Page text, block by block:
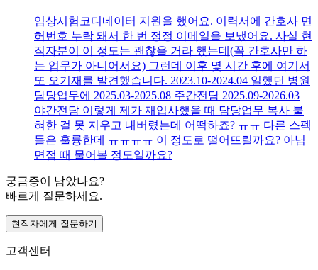
임상시험코디네이터 지원을 했어요. 이력서에 간호사 면
허번호 누락 돼서 한 번 정정 이메일을 보냈어요. 사실 현
직자분이 이 정도는 괜찮을 거라 했는데(꼭 간호사만 하
는 업무가 아니어서요) 그런데 이후 몇 시간 후에 여기서
또 오기재를 발견했습니다. 2023.10-2024.04 일했던 병원
담당업무에 2025.03-2025.08 주간전담 2025.09-2026.03
야간전담 이렇게 제가 재입사했을 때 담당업무 복사 붙
혀한 걸 못 지우고 내버렸는데 어떡하죠? ㅠㅠ 다른 스펙
들은 훌륭한데 ㅠㅠㅠㅠ 이 정도로 떨어뜨릴까요? 아님
면접 때 물어볼 정도일까요?
궁금증이 남았나요?
빠르게 질문하세요.
현직자에게 질문하기
고객센터